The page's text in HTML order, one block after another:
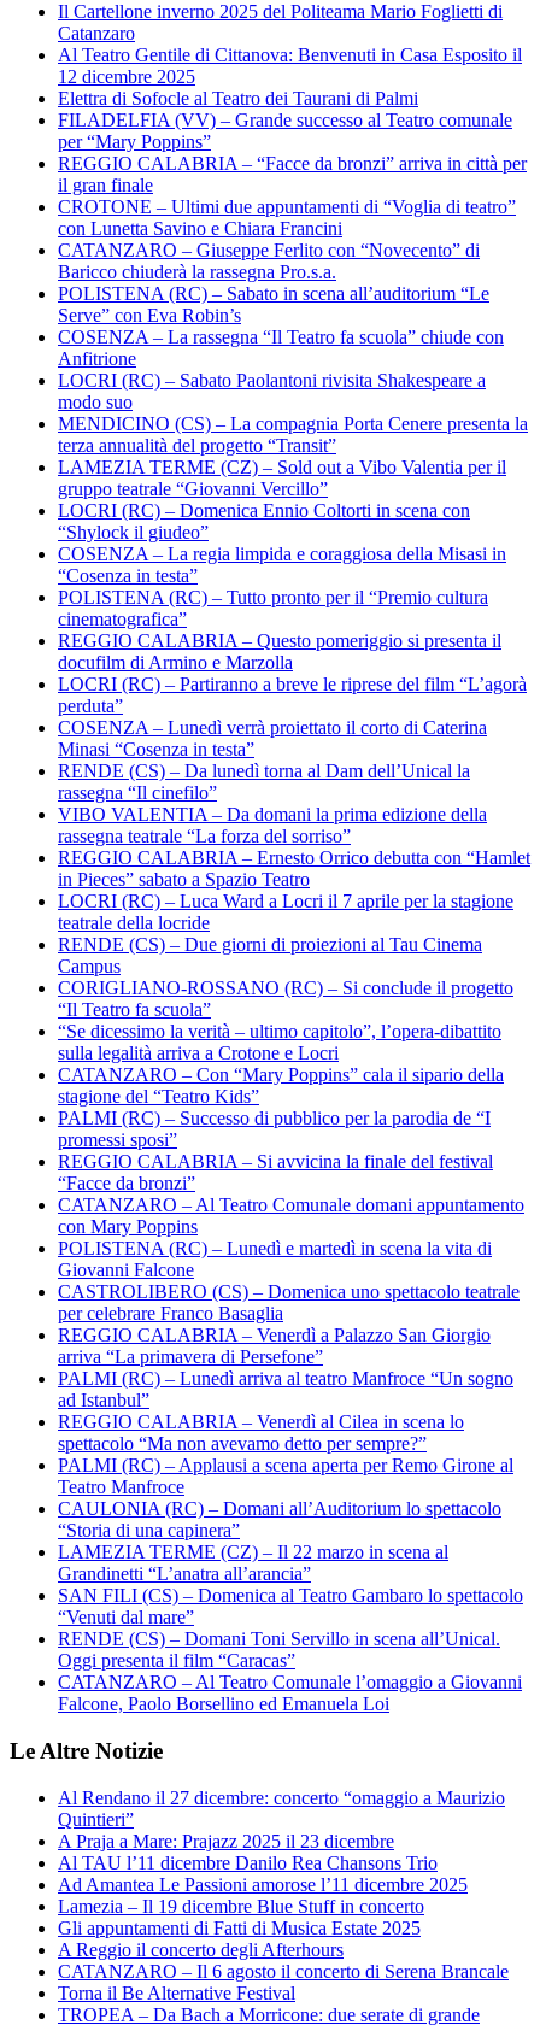
Il Cartellone inverno 2025 del Politeama Mario Foglietti di
Catanzaro
Al Teatro Gentile di Cittanova: Benvenuti in Casa Esposito il
12 dicembre 2025
Elettra di Sofocle al Teatro dei Taurani di Palmi
FILADELFIA (VV) – Grande successo al Teatro comunale
per “Mary Poppins”
REGGIO CALABRIA – “Facce da bronzi” arriva in città per
il gran finale
CROTONE – Ultimi due appuntamenti di “Voglia di teatro”
con Lunetta Savino e Chiara Francini
CATANZARO – Giuseppe Ferlito con “Novecento” di
Baricco chiuderà la rassegna Pro.s.a.
POLISTENA (RC) – Sabato in scena all’auditorium “Le
Serve” con Eva Robin’s
COSENZA – La rassegna “Il Teatro fa scuola” chiude con
Anfitrione
LOCRI (RC) – Sabato Paolantoni rivisita Shakespeare a
modo suo
MENDICINO (CS) – La compagnia Porta Cenere presenta la
terza annualità del progetto “Transit”
LAMEZIA TERME (CZ) – Sold out a Vibo Valentia per il
gruppo teatrale “Giovanni Vercillo”
LOCRI (RC) – Domenica Ennio Coltorti in scena con
“Shylock il giudeo”
COSENZA – La regia limpida e coraggiosa della Misasi in
“Cosenza in testa”
POLISTENA (RC) – Tutto pronto per il “Premio cultura
cinematografica”
REGGIO CALABRIA – Questo pomeriggio si presenta il
docufilm di Armino e Marzolla
LOCRI (RC) – Partiranno a breve le riprese del film “L’agorà
perduta”
COSENZA – Lunedì verrà proiettato il corto di Caterina
Minasi “Cosenza in testa”
RENDE (CS) – Da lunedì torna al Dam dell’Unical la
rassegna “Il cinefilo”
VIBO VALENTIA – Da domani la prima edizione della
rassegna teatrale “La forza del sorriso”
REGGIO CALABRIA – Ernesto Orrico debutta con “Hamlet
in Pieces” sabato a Spazio Teatro
LOCRI (RC) – Luca Ward a Locri il 7 aprile per la stagione
teatrale della locride
RENDE (CS) – Due giorni di proiezioni al Tau Cinema
Campus
CORIGLIANO-ROSSANO (RC) – Si conclude il progetto
“Il Teatro fa scuola”
“Se dicessimo la verità – ultimo capitolo”, l’opera-dibattito
sulla legalità arriva a Crotone e Locri
CATANZARO – Con “Mary Poppins” cala il sipario della
stagione del “Teatro Kids”
PALMI (RC) – Successo di pubblico per la parodia de “I
promessi sposi”
REGGIO CALABRIA – Si avvicina la finale del festival
“Facce da bronzi”
CATANZARO – Al Teatro Comunale domani appuntamento
con Mary Poppins
POLISTENA (RC) – Lunedì e martedì in scena la vita di
Giovanni Falcone
CASTROLIBERO (CS) – Domenica uno spettacolo teatrale
per celebrare Franco Basaglia
REGGIO CALABRIA – Venerdì a Palazzo San Giorgio
arriva “La primavera di Persefone”
PALMI (RC) – Lunedì arriva al teatro Manfroce “Un sogno
ad Istanbul”
REGGIO CALABRIA – Venerdì al Cilea in scena lo
spettacolo “Ma non avevamo detto per sempre?”
PALMI (RC) – Applausi a scena aperta per Remo Girone al
Teatro Manfroce
CAULONIA (RC) – Domani all’Auditorium lo spettacolo
“Storia di una capinera”
LAMEZIA TERME (CZ) – Il 22 marzo in scena al
Grandinetti “L’anatra all’arancia”
SAN FILI (CS) – Domenica al Teatro Gambaro lo spettacolo
“Venuti dal mare”
RENDE (CS) – Domani Toni Servillo in scena all’Unical.
Oggi presenta il film “Caracas”
CATANZARO – Al Teatro Comunale l’omaggio a Giovanni
Falcone, Paolo Borsellino ed Emanuela Loi
Le Altre Notizie
Al Rendano il 27 dicembre: concerto “omaggio a Maurizio
Quintieri”
A Praja a Mare: Prajazz 2025 il 23 dicembre
Al TAU l’11 dicembre Danilo Rea Chansons Trio
Ad Amantea Le Passioni amorose l’11 dicembre 2025
Lamezia – Il 19 dicembre Blue Stuff in concerto
Gli appuntamenti di Fatti di Musica Estate 2025
A Reggio il concerto degli Afterhours
CATANZARO – Il 6 agosto il concerto di Serena Brancale
Torna il Be Alternative Festival
TROPEA – Da Bach a Morricone: due serate di grande